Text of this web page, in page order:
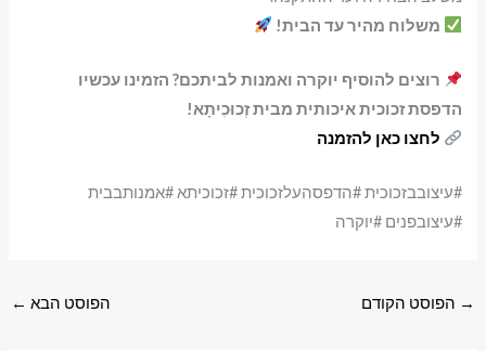
משלוח מהיר עד הבית!
רוצים להוסיף יוקרה ואמנות לביתכם? הזמינו עכשיו
הדפסת זכוכית איכותית מבית זְכוּכִיתָא!
לחצו כאן להזמנה
#עיצובבזכוכית #הדפסהעלזכוכית #זכוכיתא #אמנותבבית
#עיצובפנים #יוקרה
→ הפוסט הקודם הפוסט הבא ←